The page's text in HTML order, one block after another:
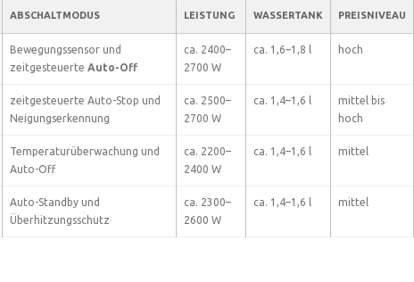
ABSCHALTMODUS LEISTUNG WASSERTANK PREISNIVEAU
Bewegungssensor und
zeitgesteuerte Auto-Off
ca. 2400–
2700 W
ca. 1,6–1,8 l hoch
zeitgesteuerte Auto-Stop und
Neigungserkennung
ca. 2500–
2700 W
ca. 1,4–1,6 l
mittel bis
hoch
Temperaturüberwachung und
Auto-Off
ca. 2200–
2400 W
ca. 1,4–1,6 l mittel
Auto-Standby und
Überhitzungsschutz
ca. 2300–
2600 W
ca. 1,4–1,6 l mittel